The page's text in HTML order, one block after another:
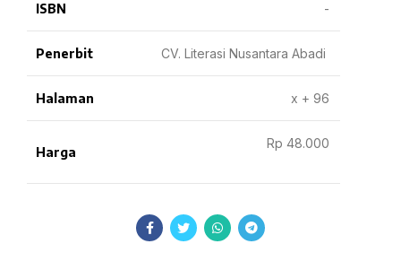
ISBN -
Penerbit CV. Literasi Nusantara Abadi
Halaman x + 96
Harga
Rp 48.000